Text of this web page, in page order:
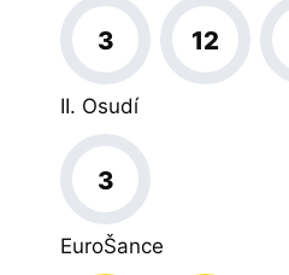
3 12
II. Osudí
3
EuroŠance